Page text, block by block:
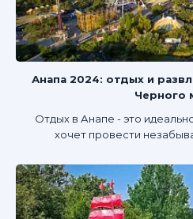
Анапа 2024: отдых и
Черного
Отдых в Анапе - это
хочет провести